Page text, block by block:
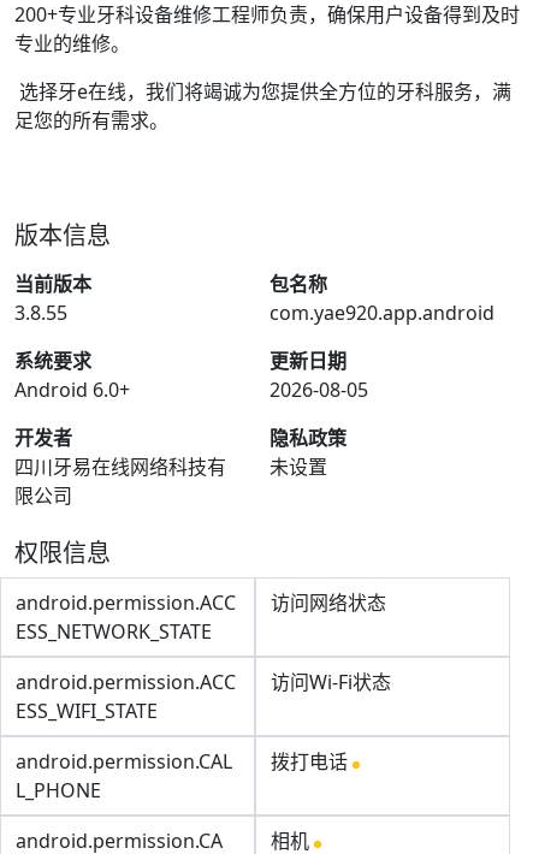
200+专业牙科设备维修工程师负责，确保用户设备得到及时
专业的维修。
选择牙e在线，我们将竭诚为您提供全方位的牙科服务，满
足您的所有需求。
版本信息
当前版本
3.8.55
包名称
com.yae920.app.android
系统要求
Android 6.0+
更新日期
2026-08-05
开发者
四川牙易在线网络科技有
限公司
隐私政策
未设置
权限信息
android.permission.ACC
ESS_NETWORK_STATE
访问网络状态
android.permission.ACC
ESS_WIFI_STATE
访问Wi-Fi状态
android.permission.CAL
L_PHONE
拨打电话
android.permission.CA 相机